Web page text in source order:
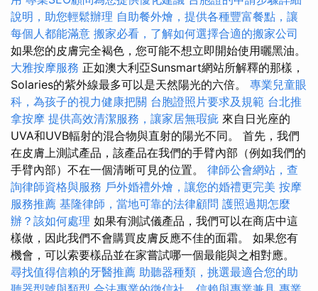
說明，助您輕鬆辦理 自助餐外燴，提供各種豐富餐點，讓
每個人都能滿意 搬家必看，了解如何選擇合適的搬家公司
如果您的皮膚完全褐色，您可能不想立即開始使用曬黑油。
大雅按摩服務 正如澳大利亞Sunsmart網站所解釋的那樣，
Solaries的紫外線最多可以是天然陽光的六倍。 專業兒童眼
科，為孩子的視力健康把關 台胞證照片要求及規範 台北推
拿按摩 提供高效清潔服務，讓家居無瑕疵 來自日光座的
UVA和UVB輻射的混合物與直射的陽光不同。 首先，我們
在皮膚上測試產品，該產品在我們的手臂內部（例如我們的
手臂內部）不在一個清晰可見的位置。 律師公會網站，查
詢律師資格與服務 戶外婚禮外燴，讓您的婚禮更完美 按摩
服務推薦 基隆律師，當地可靠的法律顧問 護照過期怎麼
辦？該如何處理 如果有測試儀產品，我們可以在商店中這
樣做，因此我們不會購買皮膚反應不佳的面霜。 如果您有
機會，可以索要樣品並在家嘗試哪一個最能與之相對應。
尋找值得信賴的牙醫推薦 助聽器種類，挑選最適合您的助